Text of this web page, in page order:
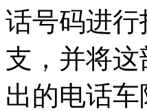
话号码进
支，并将
出的电话